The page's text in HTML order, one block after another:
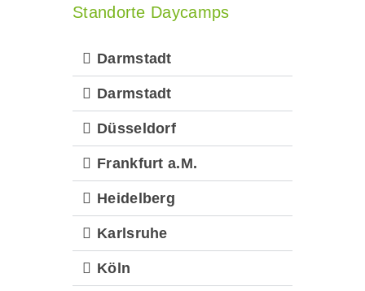
Standorte Daycamps
Darmstadt
Darmstadt
Düsseldorf
Frankfurt a.M.
Heidelberg
Karlsruhe
Köln